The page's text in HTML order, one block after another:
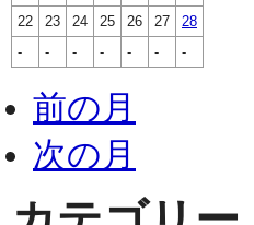
22
23 24 25 26 27
28
-
- - - - - -
前の月
次の月